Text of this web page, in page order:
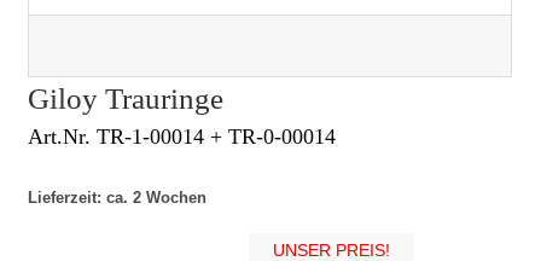
Giloy Trauringe
Art.Nr. TR-1-00014 + TR-0-00014
Lieferzeit: ca. 2 Wochen
UNSER PREIS!